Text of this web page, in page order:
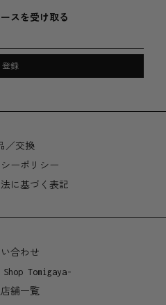
Australia, assembled in
スを受け取る
登録
／交換
ーポリシー
に基づく表記
合わせ
Tomigaya-
舗一覧